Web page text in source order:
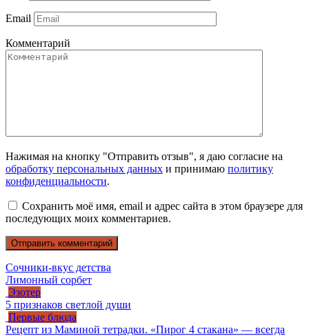
Email
Комментарий
Нажимая на кнопку "Отправить отзыв", я даю согласие на
обработку персональных данных и принимаю политику
конфиденциальности.
Сохранить моё имя, email и адрес сайта в этом браузере для
последующих моих комментариев.
Сочники-вкус детства
Лимонный сорбет
Эзотер
5 признаков светлой души
Первые блюда
Рецепт из Маминой тетрадки. «Пирог 4 стакана» — всегда